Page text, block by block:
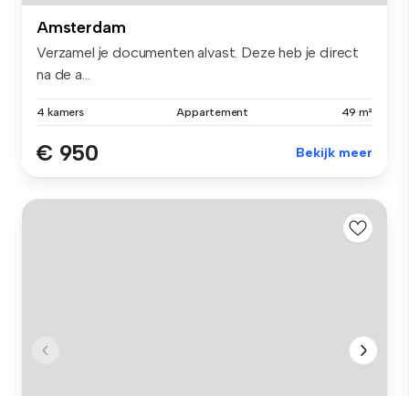
Amsterdam
Verzamel je documenten alvast. Deze heb je direct
na de a...
4 kamers Appartement 49 m²
€ 950 Bekijk meer